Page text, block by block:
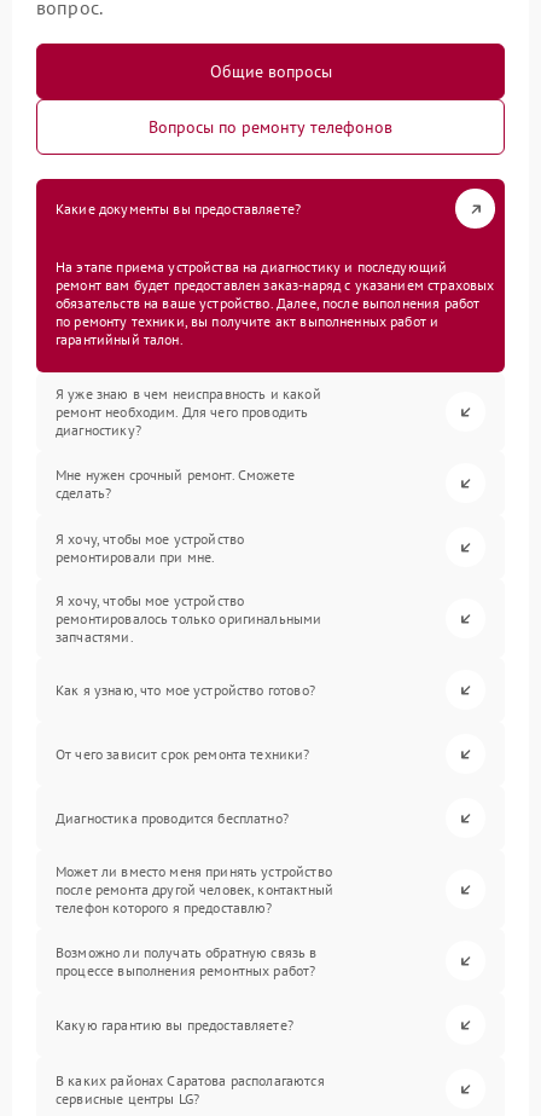
вопрос.
Общие вопросы
Вопросы по ремонту телефонов
Какие документы вы предоставляете?
На этапе приема устройства на диагностику и последующий
ремонт вам будет предоставлен заказ-наряд с указанием страховых
обязательств на ваше устройство. Далее, после выполнения работ
по ремонту техники, вы получите акт выполненных работ и
гарантийный талон.
Я уже знаю в чем неисправность и какой
ремонт необходим. Для чего проводить
диагностику?
Мне нужен срочный ремонт. Сможете
сделать?
Я хочу, чтобы мое устройство
ремонтировали при мне.
Я хочу, чтобы мое устройство
ремонтировалось только оригинальными
запчастями.
Как я узнаю, что мое устройство готово?
От чего зависит срок ремонта техники?
Диагностика проводится бесплатно?
Может ли вместо меня принять устройство
после ремонта другой человек, контактный
телефон которого я предоставлю?
Возможно ли получать обратную связь в
процессе выполнения ремонтных работ?
Какую гарантию вы предоставляете?
В каких районах Саратова располагаются
сервисные центры LG?